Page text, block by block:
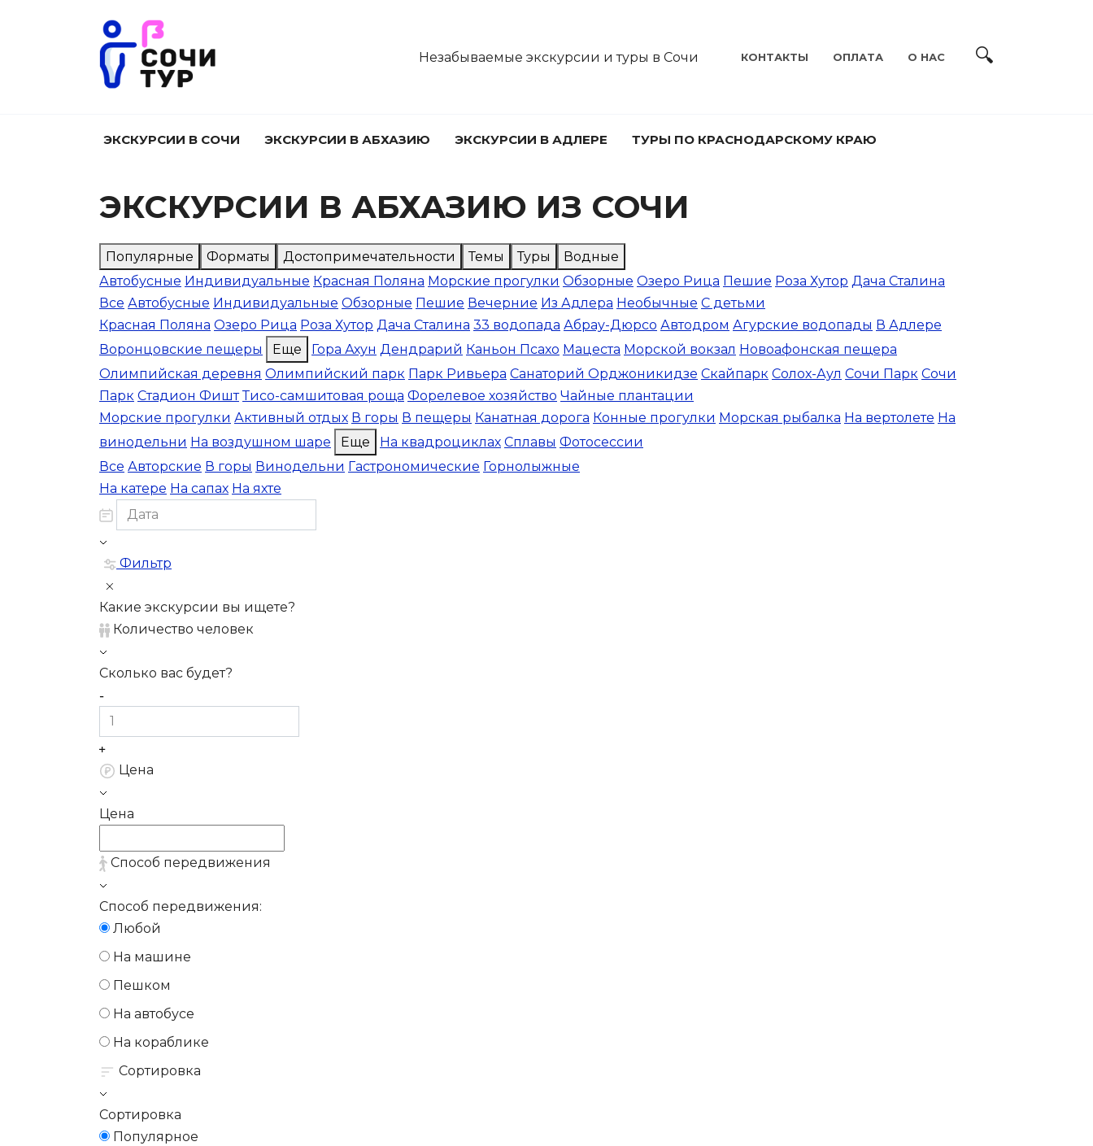
Незабываемые экскурсии и туры в Сочи КОНТАКТЫ ОПЛАТА О НАС
ЭКСКУРСИИ В СОЧИ ЭКСКУРСИИ В АБХАЗИЮ ЭКСКУРСИИ В АДЛЕРЕ ТУРЫ ПО КРАСНОДАРСКОМУ КРАЮ
ЭКСКУРСИИ В АБХАЗИЮ ИЗ СОЧИ
Популярные Форматы Достопримечательности Темы Туры
Водные
Автобусные Индивидуальные Красная Поляна Морские прогулки Обзорные Озеро Рица Пешие Роза Хутор Дача Сталина
Все Автобусные Индивидуальные Обзорные Пешие Вечерние Из Адлера Необычные С детьми
Красная Поляна Озеро Рица Роза Хутор Дача Сталина 33 водопада Абрау-Дюрсо Автодром Агурские водопады В Адлере
Воронцовские пещеры
Еще Гора Ахун Дендрарий Каньон Псахо Мацеста Морской вокзал Новоафонская пещера
Олимпийская деревня Олимпийский парк Парк Ривьера Санаторий Орджоникидзе Скайпарк Солох-Аул Сочи Парк Сочи
Парк Стадион Фишт Тисо-самшитовая роща Форелевое хозяйство Чайные плантации
Морские прогулки Активный отдых В горы В пещеры Канатная дорога Конные прогулки Морская рыбалка На вертолете На
винодельни На воздушном шаре Еще На квадроциклах Сплавы Фотосессии
Все Авторские В горы Винодельни Гастрономические Горнолыжные
На катере На сапах На яхте
Фильтр
Какие экскурсии вы ищете?
Количество человек
Сколько вас будет?
Цена
Цена
Способ передвижения
Способ передвижения:
Любой
На машине
Пешком
На автобусе
На кораблике
Сортировка
Сортировка
Популярное